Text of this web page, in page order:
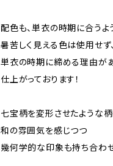
配色も、単衣の時期に合うよ
暑苦しく見える色は使用せず、
単衣の時期に締める理由が
仕上がっております！
七宝柄を変形させたような
和の雰囲気を感じつつ
幾何学的な印象も持ち合わ